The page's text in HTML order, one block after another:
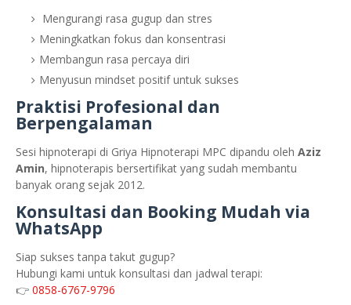
Mengurangi rasa gugup dan stres
Meningkatkan fokus dan konsentrasi
Membangun rasa percaya diri
Menyusun mindset positif untuk sukses
Praktisi Profesional dan
Berpengalaman
Sesi hipnoterapi di Griya Hipnoterapi MPC dipandu oleh Aziz
Amin, hipnoterapis bersertifikat yang sudah membantu
banyak orang sejak 2012.
Konsultasi dan Booking Mudah via
WhatsApp
Siap sukses tanpa takut gugup?
Hubungi kami untuk konsultasi dan jadwal terapi:
👉 0858-6767-9796